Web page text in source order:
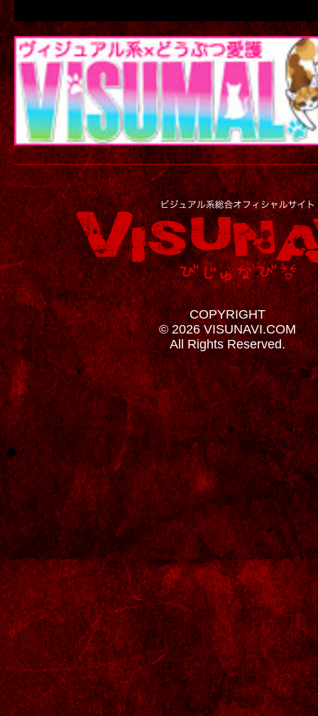
COPYRIGHT
© 2026 VISUNAVI.COM
All Rights Reserved.